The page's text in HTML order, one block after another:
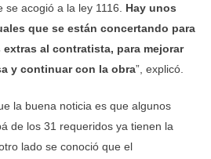
acogió a la ley 1116. Hay unos
que se están concertando para
al contratista, para mejorar
y continuar con la obra”, explicó.
la buena noticia es que algunos
de los 31 requeridos ya tienen la
lado se conoció que el